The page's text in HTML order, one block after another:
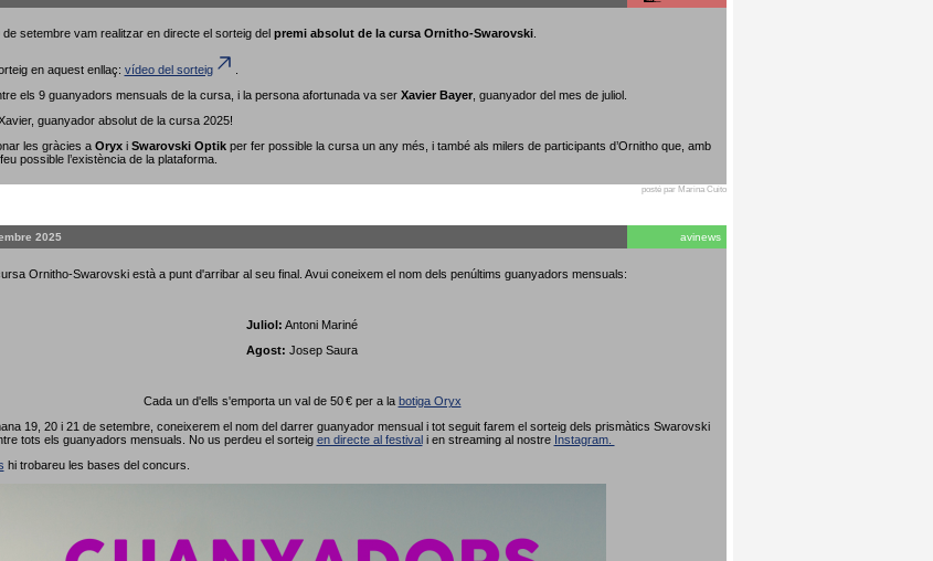
setembre vam realitzar en directe el sorteig del premi absolut de la cursa Ornitho-Swarovski.
en aquest enllaç: vídeo del sorteig
els 9 guanyadors mensuals de la cursa, i la persona afortunada va ser Xavier Bayer, guanyador del mes de juliol.
guanyador absolut de la cursa 2025!
les gràcies a Oryxi Swarovski Optikper fer possible la cursa un any més, i també als milers de participants d’Ornitho que, amb
possible l’existència de la plataforma.
posté par Marina Cuito
2025 avinews
Ornitho-Swarovski està a punt d'arribar al seu final. Avui coneixem el nom dels penúltims guanyadors mensuals:
Juliol: Antoni Mariné
Agost: Josep Saura
Cada un d'ells s'emporta un val de 50 € per a la botiga Oryx
19, 20 i 21 de setembre, coneixerem el nom del darrer guanyador mensual i tot seguit farem el sorteig dels prismàtics Swarovski
tots els guanyadors mensuals. No us perdeu el sorteig en directe al festivali en streaming al nostre Instagram.
hi trobareu les bases del concurs.